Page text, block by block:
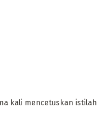
kali mencetuskan istilah